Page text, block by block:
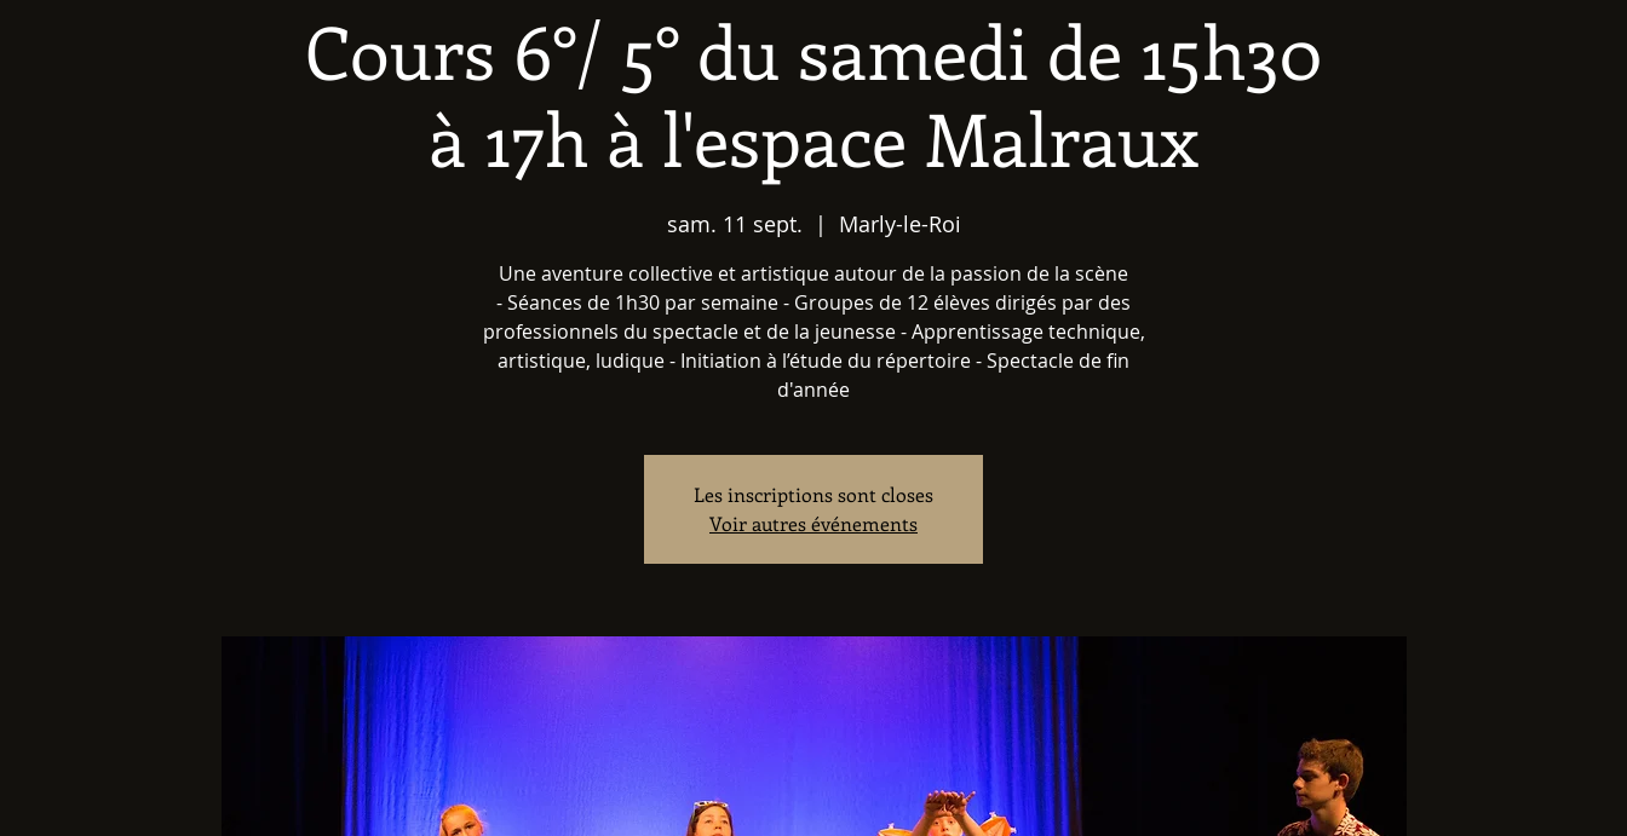
Cours 6°/ 5° du samedi de 15h30
à 17h à l'espace Malraux
sam. 11 sept.
  |
Marly-le-Roi
Une aventure collective et artistique autour de la passion de la scène
- Séances de 1h30 par semaine ​- Groupes de 12 élèves dirigés par des
professionnels du spectacle et de la jeunesse - Apprentissage technique,
artistique, ludique - Initiation à l’étude du répertoire - Spectacle de fin
d'année
Les inscriptions sont closes
Voir autres événements